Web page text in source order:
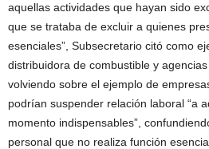
aquellas actividades que hayan sido
que se trataba de excluir a quienes
esenciales”, Subsecretario citó como
distribuidora de combustible y
volviendo sobre el ejemplo de
podrían suspender relación laboral “a
momento indispensables”,
personal que no realiza función